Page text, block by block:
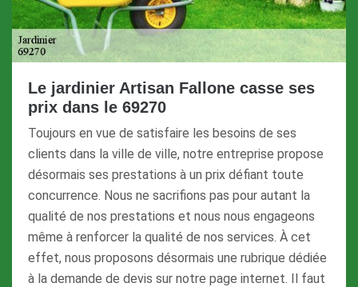
Le jardinier Artisan Fallone casse ses
prix dans le 69270
Toujours en vue de satisfaire les besoins de ses
clients dans la ville de ville, notre entreprise propose
désormais ses prestations à un prix défiant toute
concurrence. Nous ne sacrifions pas pour autant la
qualité de nos prestations et nous nous engageons
même à renforcer la qualité de nos services. À cet
effet, nous proposons désormais une rubrique dédiée
à la demande de devis sur notre page internet. Il faut